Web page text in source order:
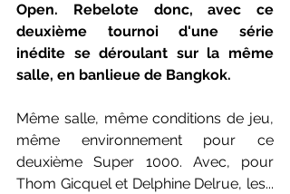
Open. Rebelote donc, avec ce
deuxième tournoi d'une série
inédite se déroulant sur la même
salle, en banlieue de Bangkok.
Même salle, même conditions de jeu,
même environnement pour ce
deuxième Super 1000. Avec, pour
Thom Gicquel et Delphine Delrue, les...